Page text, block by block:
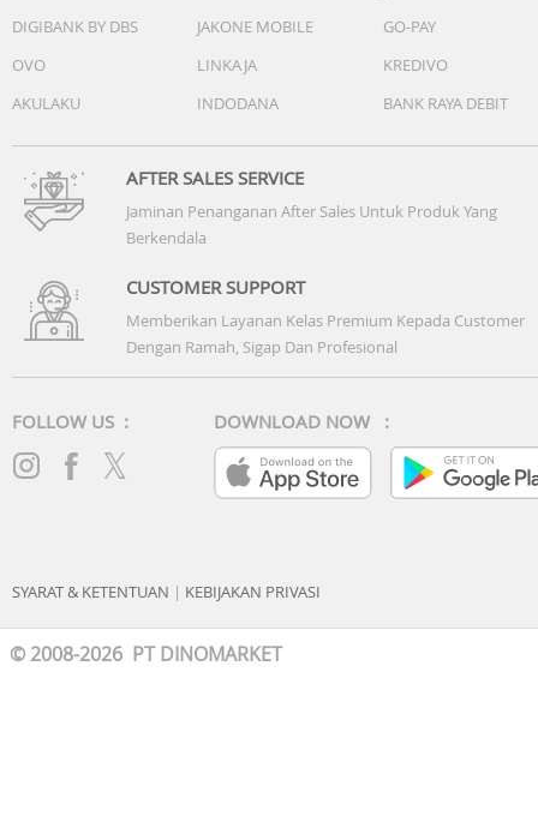
DIGIBANK BY DBS
JAKONE MOBILE
GO-PAY
OVO
LINKAJA
KREDIVO
AKULAKU
INDODANA BANK RAYA DEBIT
AFTER SALES SERVICE
Jaminan Penanganan After Sales Untuk Produk Yang
Berkendala
CUSTOMER SUPPORT
Memberikan Layanan Kelas Premium Kepada Customer
Dengan Ramah, Sigap Dan Profesional
FOLLOW US : DOWNLOAD NOW :
SYARAT & KETENTUAN | KEBIJAKAN PRIVASI
© 2008-2026 PT DINOMARKET